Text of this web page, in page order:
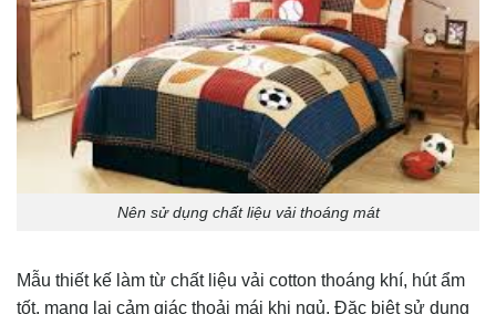
Nên sử dụng chất liệu vải thoáng mát
Mẫu thiết kế làm từ chất liệu vải cotton thoáng khí, hút ẩm
tốt, mang lại cảm giác thoải mái khi ngủ. Đặc biệt sử dụng